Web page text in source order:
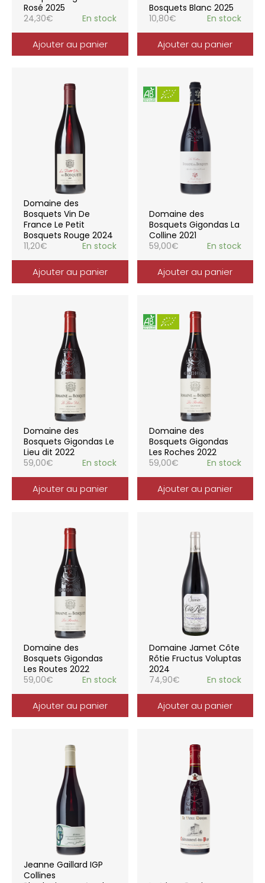
Rosé 2025
24,30€ En stock
Ajouter au panier
Bosquets Blanc 2025
10,80€ En stock
Ajouter au panier
Domaine des
Bosquets Vin De
France Le Petit
Bosquets Rouge 2024
11,20€ En stock
Ajouter au panier
Domaine des
Bosquets Gigondas La
Colline 2021
59,00€ En stock
Ajouter au panier
Domaine des
Bosquets Gigondas Le
Lieu dit 2022
59,00€ En stock
Ajouter au panier
Domaine des
Bosquets Gigondas
Les Roches 2022
59,00€ En stock
Ajouter au panier
Domaine des
Bosquets Gigondas
Les Routes 2022
59,00€ En stock
Ajouter au panier
Domaine Jamet Côte
Rôtie Fructus Voluptas
2024
74,90€ En stock
Ajouter au panier
Jeanne Gaillard IGP
Collines